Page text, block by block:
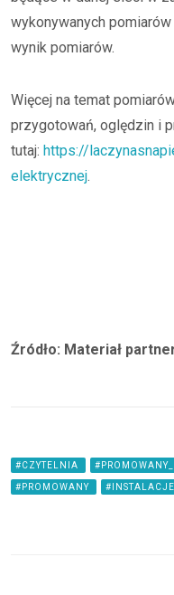
wykonywanych
wynik pomiarów.
Więcej na temat
przygotowań, oględzin i
tutaj: https://
elektrycznej.
Źródło: Materiał
#CZYTELNIA
#PROMOWANY